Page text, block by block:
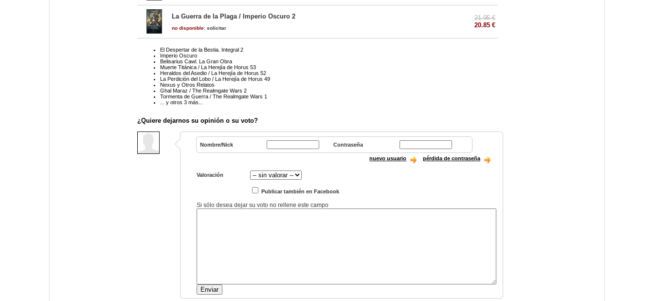
La Guerra de la Plaga / Imperio Oscuro 2
no disponible: solicitar
21.95 €
20.85 €
El Despertar de la Bestia. Integral 2
Imperio Oscuro
Belisarius Cawl. La Gran Obra
Muerte Titánica / La Herejía de Horus 53
Heraldos del Asedio / La Herejía de Horus 52
La Perdición del Lobo / La Herejía de Horus 49
Nexus y Otros Relatos
Ghal Maraz / The Realmgate Wars 2
Tormenta de Guerra / The Realmgate Wars 1
... y otros 3 más...
¿Quiere dejarnos su opinión o su voto?
Nombre/Nick Contraseña
nuevo usuario pérdida de contraseña
Valoración
Publicar también en Facebook
Si sólo desea dejar su voto no rellene este campo